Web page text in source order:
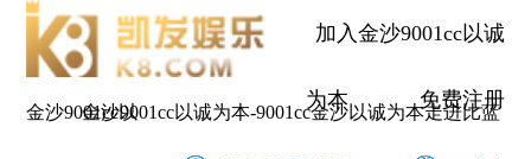
加入金沙9001cc以诚
为本 免费注册
金沙9001cc以金沙9001cc以诚为本-9001cc金沙以诚为本走进比蓝